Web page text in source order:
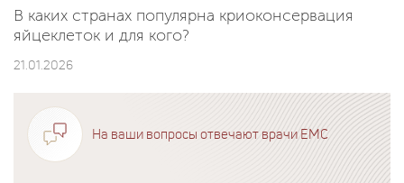
В каких странах популярна криоконсервация
яйцеклеток и для кого?
21.01.2026
На ваши вопросы отвечают врачи EMC